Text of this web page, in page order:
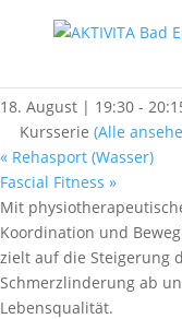
« Alle Kurse
18. August | 19:30 -
Kursserie (Alle
« Rehasport (Wasser)
Fascial Fitness »
Mit
Koordination und
zielt auf die Steigerung
Schmerzlinderung ab
Lebensqualität.